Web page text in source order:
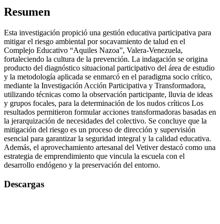
Resumen
Esta investigación propició una gestión educativa participativa para
mitigar el riesgo ambiental por socavamiento de talud en el
Complejo Educativo “Aquiles Nazoa”, Valera-Venezuela,
fortaleciendo la cultura de la prevención. La indagación se origina
producto del diagnóstico situacional participativo del área de estudio
y la metodología aplicada se enmarcó en el paradigma socio crítico,
mediante la Investigación Acción Participativa y Transformadora,
utilizando técnicas como la observación participante, lluvia de ideas
y grupos focales, para la determinación de los nudos críticos Los
resultados permitieron formular acciones transformadoras basadas en
la jerarquización de necesidades del colectivo. Se concluye que la
mitigación del riesgo es un proceso de dirección y supervisión
esencial para garantizar la seguridad integral y la calidad educativa.
Además, el aprovechamiento artesanal del Vetiver destacó como una
estrategia de emprendimiento que vincula la escuela con el
desarrollo endógeno y la preservación del entorno.
Descargas